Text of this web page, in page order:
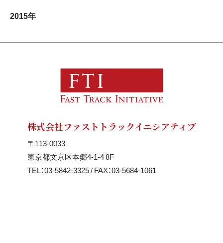
2015年
株式会社ファストトラックイニシアティブ
〒113-0033
東京都文京区本郷4-1-4 8F
TEL：03-5842-3325 / FAX：03-5684-1061